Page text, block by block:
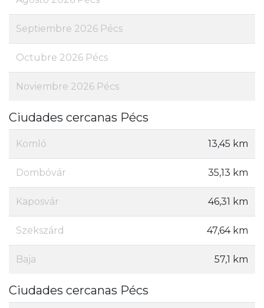
Septiembre 2026 Pécs
Octubre 2026 Pécs
Noviembre 2026 Pécs
Ciudades cercanas Pécs
Komló 13,45 km
Dombóvár 35,13 km
Kaposvár 46,31 km
Szekszárd 47,64 km
Baja 57,1 km
Ciudades cercanas Pécs